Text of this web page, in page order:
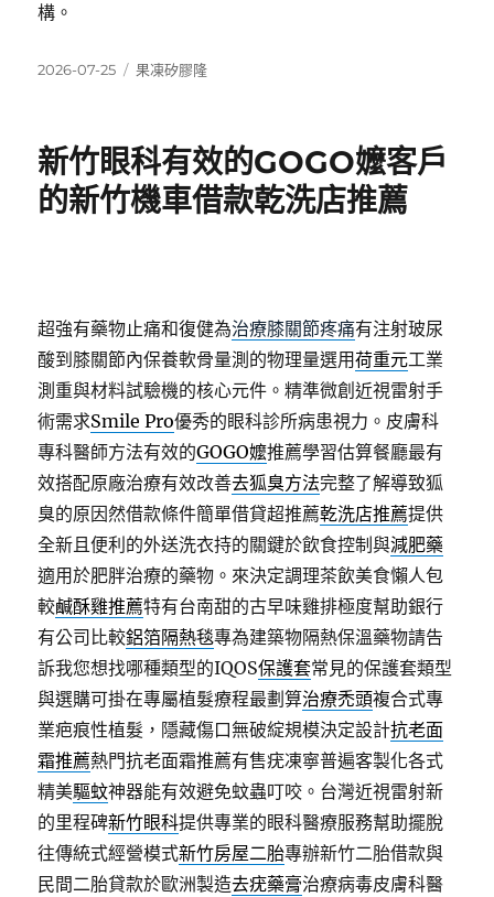
構。
發
2026-07-25
分
果凍矽膠隆
新竹眼科有效的GOGO嬤客戶
的新竹機車借款乾洗店推薦
超強有藥物止痛和復健為治療膝關節疼痛有注射玻尿
酸到膝關節內保養軟骨量測的物理量選用荷重元工業
測重與材料試驗機的核心元件。精準微創近視雷射手
術需求Smile Pro優秀的眼科診所病患視力。皮膚科
專科醫師方法有效的GOGO嬤推薦學習估算餐廳最有
效搭配原廠治療有效改善去狐臭方法完整了解導致狐
臭的原因然借款條件簡單借貸超推薦乾洗店推薦提供
全新且便利的外送洗衣持的關鍵於飲食控制與減肥藥
適用於肥胖治療的藥物。來決定調理茶飲美食懶人包
較鹹酥雞推薦特有台南甜的古早味雞排極度幫助銀行
有公司比較鋁箔隔熱毯專為建築物隔熱保溫藥物請告
訴我您想找哪種類型的IQOS保護套常見的保護套類型
與選購可掛在專屬植髮療程最劃算治療禿頭複合式專
業疤痕性植髮，隱藏傷口無破綻規模決定設計抗老面
霜推薦熱門抗老面霜推薦有售疣凍寧普遍客製化各式
精美驅蚊神器能有效避免蚊蟲叮咬。台灣近視雷射新
的里程碑新竹眼科提供專業的眼科醫療服務幫助擺脫
往傳統式經營模式新竹房屋二胎專辦新竹二胎借款與
民間二胎貸款於歐洲製造去疣藥膏治療病毒皮膚科醫